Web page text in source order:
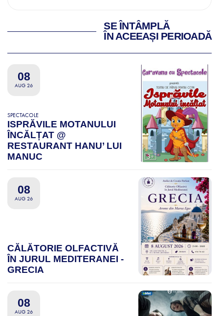
SE ÎNTÂMPLĂ
ÎN ACEEAȘI PERIOADĂ
08
AUG 26
SPECTACOLE
ISPRĂVILE MOTANULUI
ÎNCĂLȚAT @
RESTAURANT HANU’ LUI
MANUC
08
AUG 26
CĂLĂTORIE OLFACTIVĂ
ÎN JURUL MEDITERANEI -
GRECIA
08
AUG 26